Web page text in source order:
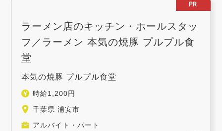
PR
ラーメン店のキッチン・ホールスタッ
フ／ラーメン 本気の焼豚 プルプル食
堂
本気の焼豚 プルプル食堂
時給1,200円
千葉県 浦安市
アルバイト・パート